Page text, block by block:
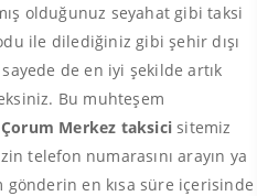
olduğunuz seyahat gibi taksi
ile dilediğiniz gibi şehir dışı
de en iyi şekilde artık
Bu muhteşem
Çorum Merkez taksicisitemiz
telefon numarasını arayın ya
en kısa süre içerisinde